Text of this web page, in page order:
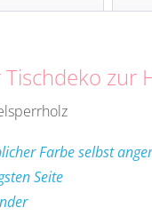
zur
Farbe selbst
Seite